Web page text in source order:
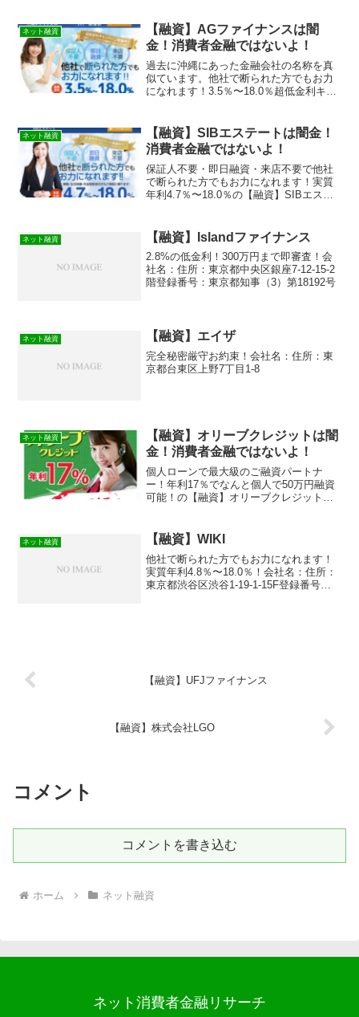
ネット融資
【融資】AGファイナンスは闇
金！消費者金融ではないよ！
過去に沖縄にあった金融会社の名称を真
似ています。他社で断られた方でもお力
になれます！3.5％〜18.0％超低金利キャ
の検索や突然送られてきたSMSメールで
お金を貸して...
ネット融資
【融資】SIBエステートは闇金！
消費者金融ではないよ！
保証人不要・即日融資・来店不要で他社
で断られた方でもお力になれます！実質
年利4.7％〜18.0％の【融資】SIBエステ
ールでお金を貸してもらえる消費者金融
などの貸金業...
ネット融資 【融資】Islandファイナンス
2.8%の低金利！300万円まで即審査！会
社名：住所：東京都中央区銀座7-12-15-2
階登録番号：東京都知事（3）第18192号
ネット融資 【融資】エイザ
完全秘密厳守お約束！会社名：住所：東
京都台東区上野7丁目1-8
ネット融資
【融資】オリーブクレジットは闇
金！消費者金融ではないよ！
個人ローンで最大級のご融資パートナ
ー！年利17％でなんと個人で50万円融資
可能！の【融資】オリーブクレジットは
お金を貸してもらえる消費者金融などの
貸金業者を探していて...
ネット融資 【融資】WIKI
他社で断られた方でもお力になれます！
実質年利4.8％〜18.0％！会社名：住所：
東京都渋谷区渋谷1-19-1-15F登録番号：
【融資】UFJファイナンス
【融資】株式会社LGO
コメント
コメントを書き込む
ホーム ネット融資
ネット消費者金融リサーチ